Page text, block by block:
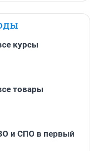
курсы
товары
и СПО в первый